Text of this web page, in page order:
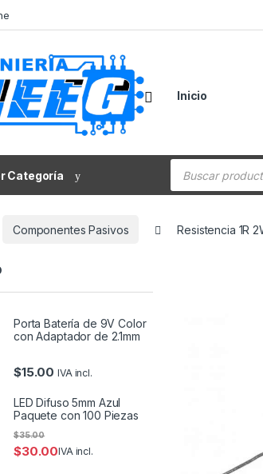
Inicio
Categoría
Búsqueda de
Componentes Pasivos Resistencia 1R
Porta Batería de 9V Color
con Adaptador de 2.1mm
$15.00 IVA incl.
LED Difuso 5mm Azul
Paquete con 100 Piezas
$30.00
$35.00
IVA incl.